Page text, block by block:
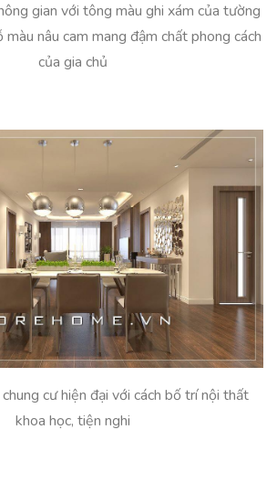
gian với tông màu ghi xám của tường
nâu cam mang đậm chất phong cách
của gia chủ
cư hiện đại với cách bố trí nội thất
khoa học, tiện nghi